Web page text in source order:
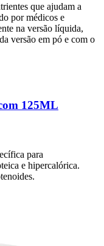
que ajudam a
por médicos e
na versão líquida,
versão em pó e com o
125ML
para
e hipercalórica.